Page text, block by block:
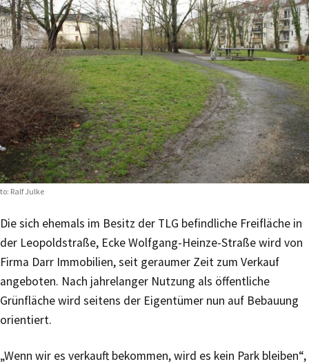
Ralf Julke
Die sich ehemals im Besitz der TLG befindliche Freifläche in
der Leopoldstraße, Ecke Wolfgang-Heinze-Straße wird von
Firma Darr Immobilien, seit geraumer Zeit zum Verkauf
angeboten. Nach jahrelanger Nutzung als öffentliche
Grünfläche wird seitens der Eigentümer nun auf Bebauung
orientiert.
„Wenn wir es verkauft bekommen, wird es kein Park bleiben“,